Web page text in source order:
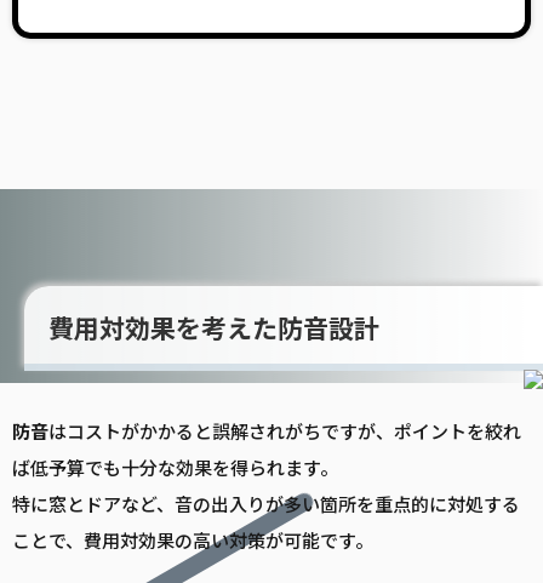
費用対効果を考えた防音設計
防音はコストがかかると誤解されがちですが、ポイントを絞れ
ば低予算でも十分な効果を得られます。
特に窓とドアなど、音の出入りが多い箇所を重点的に対処する
ことで、費用対効果の高い対策が可能です。